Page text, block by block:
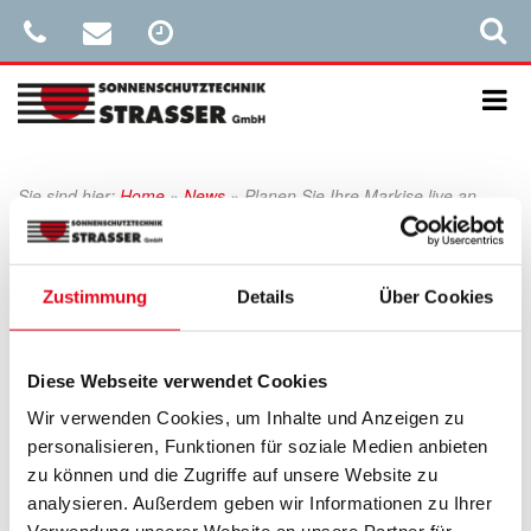
Zustimmung Details Über Cookies
Diese Webseite verwendet Cookies
Wir verwenden Cookies, um Inhalte und Anzeigen zu
personalisieren, Funktionen für soziale Medien anbieten
zu können und die Zugriffe auf unsere Website zu
analysieren. Außerdem geben wir Informationen zu Ihrer
Sie sind hier: Home » News » Planen Sie Ihre Markise live an
Ihrer Terrasse
Veröffentlicht
10. Juni 2021
Planen Sie Ihre Markise live an Ihrer
Terrasse
Mit der neuen WAREMA Designer App!
Mit dem WAREMA Designer, einer smarten App lassen sich
Outdoor Living Produkte als smarte App-Anwendung am eigenen
Haus erleben.